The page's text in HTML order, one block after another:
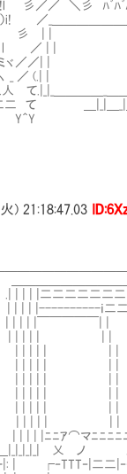
彡 ﾊﾞﾊﾞﾊﾞﾊ
＿＿＿＿＿
￣ 彡
川 ／
ミヾ／
ヽ _ ／
＿＿＿_＿＿＿
＿|_|＿_|
＾Y
) 21:18:47.03
＿＿＿＿＿＿＿
＿＿＿＿＿＿
二二二二二
二二二二
￣￣￣|
| | | | | |
| | | | | |
| | | | | |
| | | | | |
| ＿
| | ||￣￣
| |
ﾆﾆﾆニ
乂 ノ .||
二二